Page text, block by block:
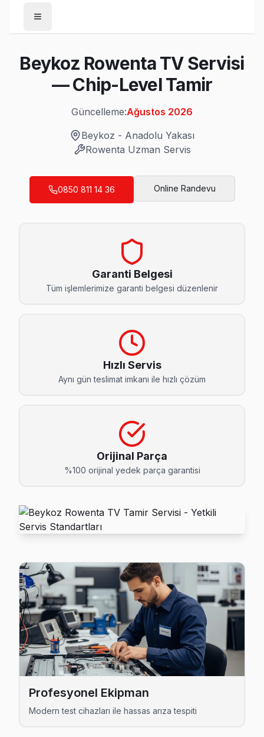
/Beykoz
Rowenta
Son Güncelleme:Ağustos 2026
Beykoz'da Mahalle Mahalle Rowenta TV
Acarlar mahallesi Rowenta TV servisinde şeffaf
Beykoz Rowenta Servis →
Akbaba Rowenta Servis
Akbaba mahallesi Rowenta TV servisinde şeffaf
Akbaba Rowenta Açılmıyor Arıza →
Alibahadır Rowenta Servis
Beykoz'da Alibahadır mahallesi Rowenta kullanıcıları
Beykoz Rowenta Servis →
Anadolu Hisarı Rowenta Servis
Anadolu Hisarı semtindeki Rowenta TV sorunları için
Anadolu Hisarı Rowenta Anakart Tamiri →
Anadolu Kavağı Rowenta Servis
Anadolu Kavağı mahallesi Rowenta TV servisinde şeffaf
Beykoz TV Servis Merkezi →
Anadolufeneri Rowenta Servis
Anadolufeneri'deki Rowenta TV kullanıcılarına ikinci el
Baklacı Rowenta Servis
Baklacı'deki Rowenta TV kullanıcılarına ikinci el cihaz
Rowenta Servis Merkezi →
Bozhane Rowenta Servis
Bozhane'de Rowenta TV ses ama görüntü yok sorununu
Beykoz Rowenta Servis →
Cumhuriyet Rowenta Servis
Beykoz'da Cumhuriyet bölgesindeki Rowenta
Beykoz Rowenta TV Servisi
— Chip-Level Tamir
Güncelleme:Ağustos 2026
Beykoz - Anadolu Yakası
Rowenta Uzman Servis
0850 811 14 36 Online Randevu
Garanti Belgesi
Tüm işlemlerimize garanti belgesi düzenlenir
Hızlı Servis
Aynı gün teslimat imkanı ile hızlı çözüm
Orijinal Parça
%100 orijinal yedek parça garantisi
Profesyonel Ekipman
Modern test cihazları ile hassas arıza tespiti